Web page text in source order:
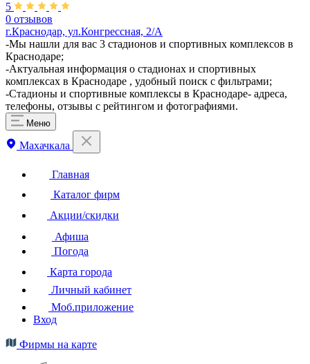
5
0 отзывов
г.Краснодар, ул.Конгрессная, 2/А
-Мы нашли для вас 3 стадионов и спортивных комплексов в
Краснодаре;
-Актуальная информация о стадионах и спортивных
комплексах в Краснодаре , удобный поиск с фильтрами;
-Стадионы и спортивные комплексы в Краснодаре- адреса,
телефоны, отзывы с рейтингом и фотографиями.
Меню
Махачкала
Главная
Каталог фирм
Акции/скидки
Афиша
Погода
Карта города
Личный кабинет
Моб.приложение
Вход
Фирмы на карте